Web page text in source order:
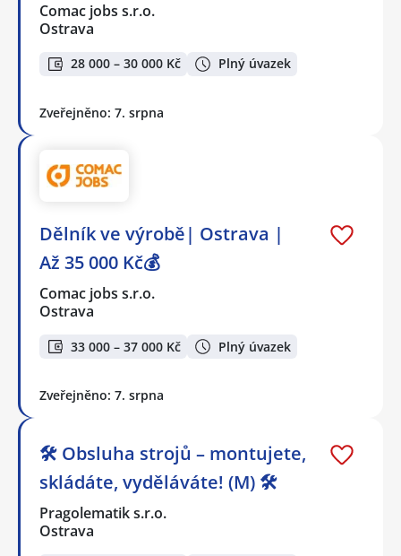
Comac jobs s.r.o.
Ostrava
28 000 – 30 000 Kč Plný úvazek
Zveřejněno: 7. srpna
Dělník ve výrobě| Ostrava |
Až 35 000 Kč💰
Comac jobs s.r.o.
Ostrava
33 000 – 37 000 Kč Plný úvazek
Zveřejněno: 7. srpna
🛠️ Obsluha strojů – montujete,
skládáte, vyděláváte! (M) 🛠️
Pragolematik s.r.o.
Ostrava